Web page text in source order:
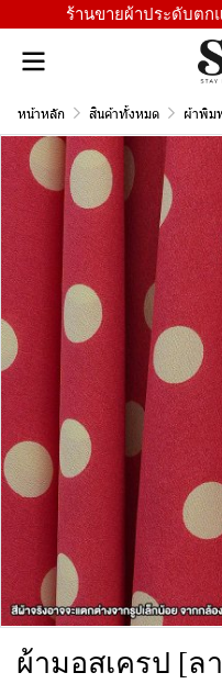
ร้านขายผ้าประดับตก
หน้าหลัก สินค้าทั้งหมด ผ้าพิม
ผ้ามอสเครป [ล